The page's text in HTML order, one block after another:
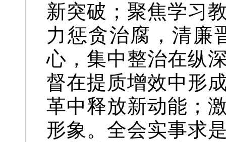
新突破；聚焦学习
力惩贪治腐，清廉
心，集中整治在纵
督在提质增效中形
革中释放新动能；
形象。全会实事求